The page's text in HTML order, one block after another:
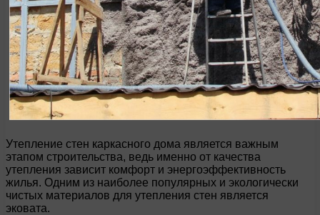
Утепление стен каркасного дома является важным
этапом строительства, ведь именно от качества
утепления зависит комфорт и энергоэффективность
жилья. Одним из наиболее популярных и экологически
чистых материалов для утепления стен является
эковата.